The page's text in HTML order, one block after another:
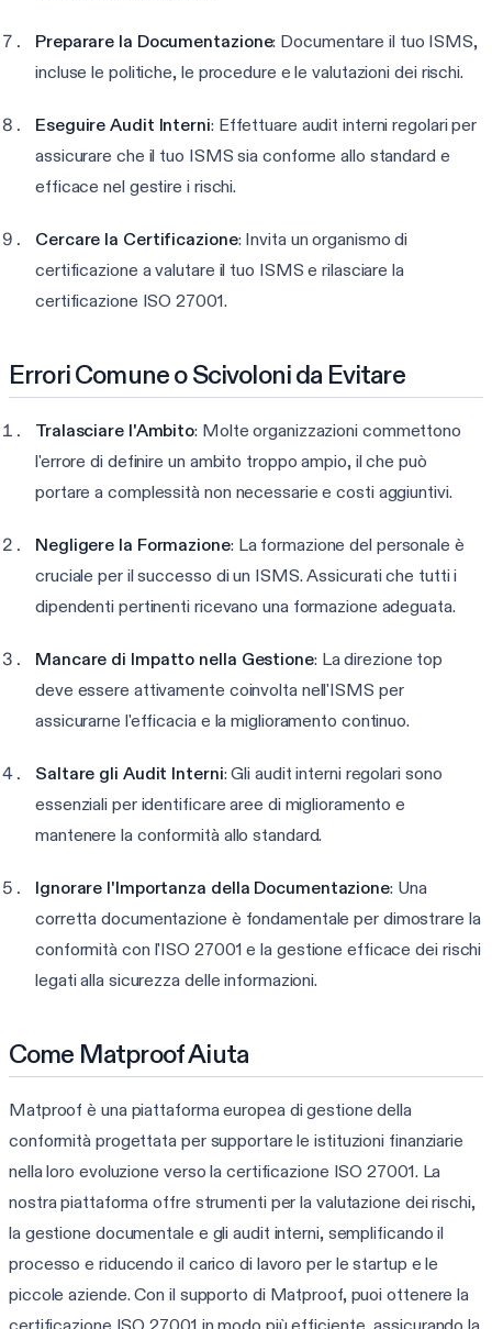
Preparare la Documentazione: Documentare il tuo ISMS,
incluse le politiche, le procedure e le valutazioni dei rischi.
Eseguire Audit Interni: Effettuare audit interni regolari per
assicurare che il tuo ISMS sia conforme allo standard e
efficace nel gestire i rischi.
Cercare la Certificazione: Invita un organismo di
certificazione a valutare il tuo ISMS e rilasciare la
certificazione ISO 27001.
Errori Comune o Scivoloni da Evitare
Tralasciare l'Ambito: Molte organizzazioni commettono
l'errore di definire un ambito troppo ampio, il che può
portare a complessità non necessarie e costi aggiuntivi.
Negligere la Formazione: La formazione del personale è
cruciale per il successo di un ISMS. Assicurati che tutti i
dipendenti pertinenti ricevano una formazione adeguata.
Mancare di Impatto nella Gestione: La direzione top
deve essere attivamente coinvolta nell'ISMS per
assicurarne l'efficacia e la miglioramento continuo.
Saltare gli Audit Interni: Gli audit interni regolari sono
essenziali per identificare aree di miglioramento e
mantenere la conformità allo standard.
Ignorare l'Importanza della Documentazione: Una
corretta documentazione è fondamentale per dimostrare la
conformità con l'ISO 27001 e la gestione efficace dei rischi
legati alla sicurezza delle informazioni.
Come Matproof Aiuta
Matproof è una piattaforma europea di gestione della
conformità progettata per supportare le istituzioni finanziarie
nella loro evoluzione verso la certificazione ISO 27001. La
nostra piattaforma offre strumenti per la valutazione dei rischi,
la gestione documentale e gli audit interni, semplificando il
processo e riducendo il carico di lavoro per le startup e le
piccole aziende. Con il supporto di Matproof, puoi ottenere la